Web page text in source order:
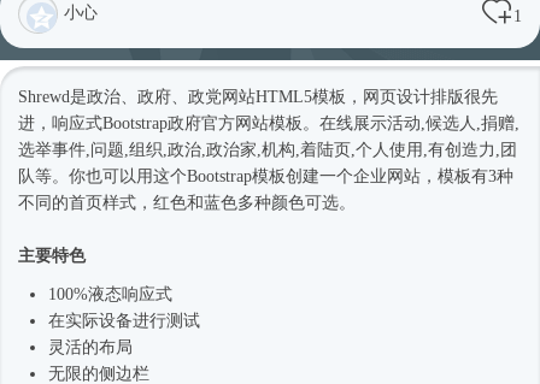
小心 1
Shrewd是政治、政府、政党网站HTML5模板 ，网页设计排版很先
进， 响应式Bootstrap政府官方网站模板 。在线展示活动,候选人,捐赠,
选举事件,问题,组织,政治,政治家,机构,着陆页,个人使用,有创造力,团
队等。你也可以用这个Bootstrap模板创建一个企业网站，模板有3种
不同的首页样式，红色和蓝色多种颜色可选。
主要特色
100%液态响应式
在实际设备进行测试
灵活的布局
无限的侧边栏